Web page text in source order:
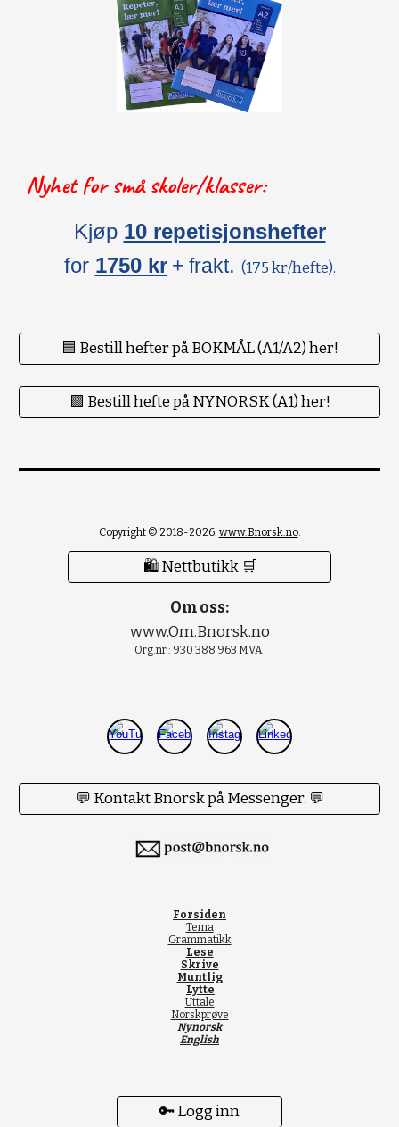
Nyhet for små skoler/klasser:
Kjøp 10 repetisjonshefter
for 1750 kr + frakt. (175 kr/hefte).
🟦 Bestill hefter på BOKMÅL (A1/A2) her!
🟪 Bestill hefte på NYNORSK (A1) her!
Copyright © 2018-2026: www.Bnorsk.no.
🛍 Nettbutikk 🛒
Om oss:
www.Om.Bnorsk.no
Org.nr.: 930 388 963 MVA
💬 Kontakt Bnorsk på Messenger. 💬
Forsiden
Tema
Grammatikk
Lese
Skrive
Muntlig
Lytte
Uttale
Norskprøve
Nynorsk
English
🔑 Logg inn